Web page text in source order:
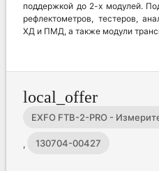
поддержкой до 2-х модулей.
рефлектометров, тестеров,
ХД и ПМД, а также модули
local_offer
EXFO FTB-2-PRO -
поддержкой модулей FTBx-
, 130704-00427